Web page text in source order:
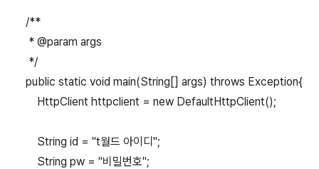
/**
* @param args
*/
public static void main(String[] args) throws Exception{
HttpClient httpclient = new DefaultHttpClient();
String id = "t월드 아이디";
String pw = "비밀번호";